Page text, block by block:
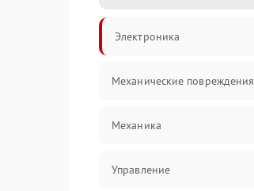
Электроника
Механические повреждения
Механика
Управление